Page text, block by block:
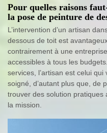
Pour quelles raisons
la pose de peinture de
L’intervention d’un artisan
dessous de toit est
contrairement à une
accessibles à tous les
services, l’artisan est celui
soigné, d’autant plus que, de
trouver des solution pratiques
la mission.